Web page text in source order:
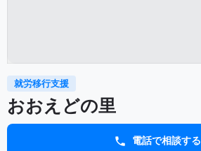
就労移行支援
おおえどの里
電話で相談する